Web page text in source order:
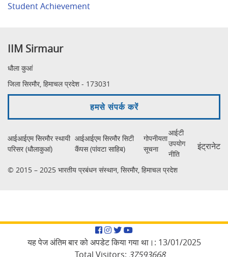
Student Achievement
IIM Sirmaur
धौला कुआं
जिला सिरमौर, हिमाचल प्रदेश - 173031
हमसे संपर्क करें
आईआईएम सिरमौर स्थायी
परिसर (धौलाकुआं)
आईआईएम सिरमौर सिटी
कैंपस (पांवटा साहिब)
गोपनीयता
सूचना
आईटी
उपयोग
नीति
इंट्रानेट
© 2015 – 2025 भारतीय प्रबंधन संस्थान, सिरमौर, हिमाचल प्रदेश
Facebook
Instagram
Twitter
YouTube
यह पेज अंतिम बार को अपडेट किया गया था।: 13/01/2025
Total Visitors: 37593668